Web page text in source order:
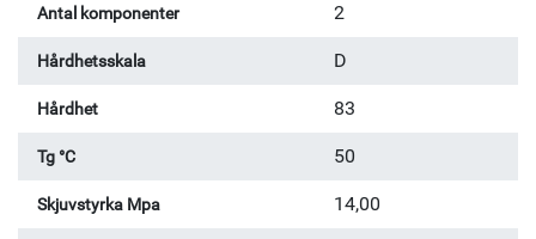
Antal komponenter 2
Hårdhetsskala D
Hårdhet 83
Tg °C 50
Skjuvstyrka Mpa 14,00